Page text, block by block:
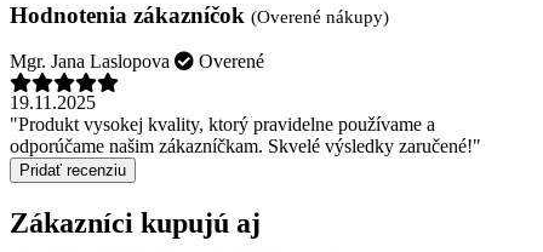
Hodnotenia zákazníčok (Overené nákupy)
Mgr. Jana Laslopova
Overené
19.11.2025
"Produkt vysokej kvality, ktorý pravidelne používame a
odporúčame našim zákazníčkam. Skvelé výsledky zaručené!"
Pridať recenziu
Zákazníci kupujú aj